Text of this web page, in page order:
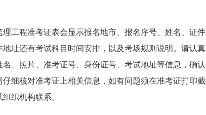
工程准考证表会显示报名地市、报名序号、姓名、证件
地址还有考试科目 时间安排，以及考场规则说明。请认真
、照片、准考证号、身份证号、考试地址等信息，确认
细核对准考证上相关信息，如有问题须在准考证打印截
织机构联系。